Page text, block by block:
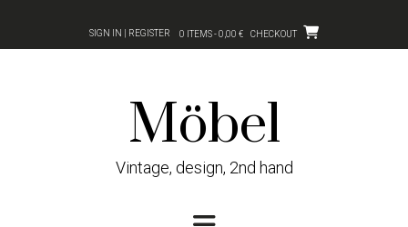
content
SIGN IN | REGISTER 0 ITEMS - 0,00 € CHECKOUT
Möbel
Vintage, design, 2nd hand